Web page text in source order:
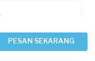
PESAN SEKARANG